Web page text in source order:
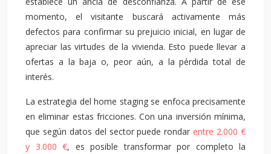
momento, el visitante buscará activamente más
defectos para confirmar su prejuicio inicial, en lugar de
apreciar las virtudes de la vivienda. Esto puede llevar a
ofertas a la baja o, peor aún, a la pérdida total de
interés.
La estrategia del home staging se enfoca precisamente
en eliminar estas fricciones. Con una inversión mínima,
que según datos del sector puede rondar entre 2.000 €
y 3.000 €, es posible transformar por completo la